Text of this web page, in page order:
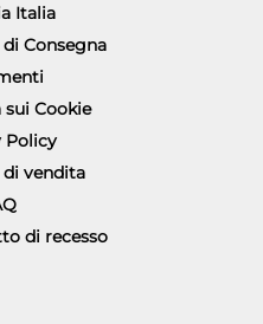
Italia
Consegna
Cookie
Policy
vendita
di recesso